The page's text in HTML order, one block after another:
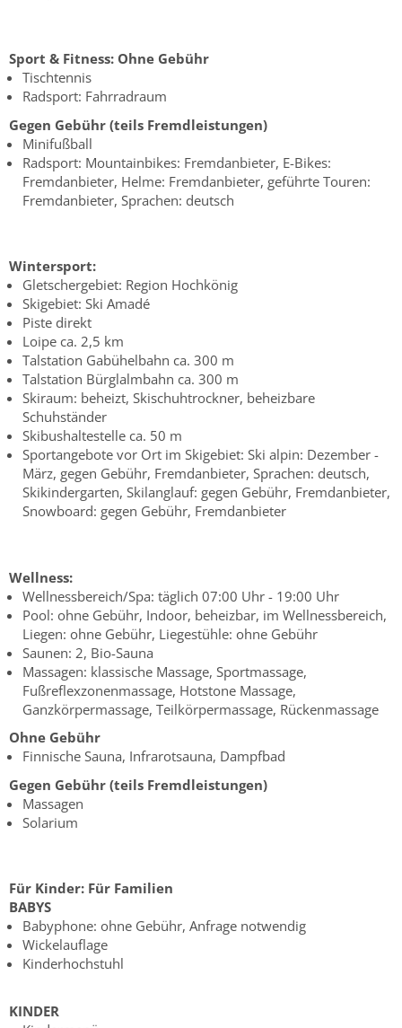
Sport & Fitness: Ohne Gebühr
Tischtennis
Radsport: Fahrradraum
Gegen Gebühr (teils Fremdleistungen)
Minifußball
Radsport: Mountainbikes: Fremdanbieter, E-Bikes:
Fremdanbieter, Helme: Fremdanbieter, geführte Touren:
Fremdanbieter, Sprachen: deutsch
Wintersport:
Gletschergebiet: Region Hochkönig
Skigebiet: Ski Amadé
Piste direkt
Loipe ca. 2,5 km
Talstation Gabühelbahn ca. 300 m
Talstation Bürglalmbahn ca. 300 m
Skiraum: beheizt, Skischuhtrockner, beheizbare
Schuhständer
Skibushaltestelle ca. 50 m
Sportangebote vor Ort im Skigebiet: Ski alpin: Dezember -
März, gegen Gebühr, Fremdanbieter, Sprachen: deutsch,
Skikindergarten, Skilanglauf: gegen Gebühr, Fremdanbieter,
Snowboard: gegen Gebühr, Fremdanbieter
Wellness:
Wellnessbereich/Spa: täglich 07:00 Uhr - 19:00 Uhr
Pool: ohne Gebühr, Indoor, beheizbar, im Wellnessbereich,
Liegen: ohne Gebühr, Liegestühle: ohne Gebühr
Saunen: 2, Bio-Sauna
Massagen: klassische Massage, Sportmassage,
Fußreflexzonenmassage, Hotstone Massage,
Ganzkörpermassage, Teilkörpermassage, Rückenmassage
Ohne Gebühr
Finnische Sauna, Infrarotsauna, Dampfbad
Gegen Gebühr (teils Fremdleistungen)
Massagen
Solarium
Für Kinder: Für Familien
BABYS
Babyphone: ohne Gebühr, Anfrage notwendig
Wickelauflage
Kinderhochstuhl
KINDER